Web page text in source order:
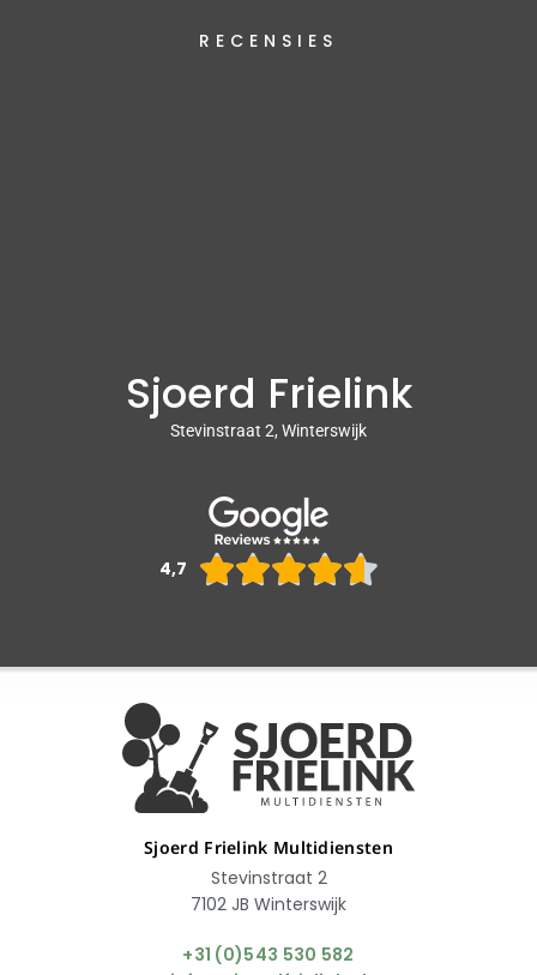
RECENSIES
Sjoerd Frielink
Stevinstraat 2, Winterswijk
4,7 
Sjoerd Frielink Multidiensten
Stevinstraat 2
7102 JB Winterswijk
+31 (0)543 530 582